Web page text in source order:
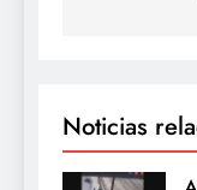
Noticias